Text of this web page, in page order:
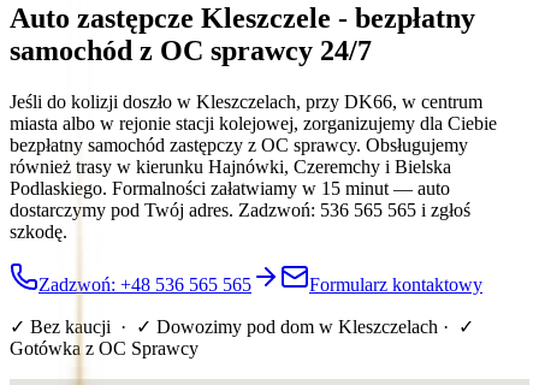
Auto zastępcze Kleszczele - bezpłatny
samochód z OC sprawcy 24/7
Jeśli do kolizji doszło w Kleszczelach, przy DK66, w centrum
miasta albo w rejonie stacji kolejowej, zorganizujemy dla Ciebie
bezpłatny samochód zastępczy z OC sprawcy. Obsługujemy
również trasy w kierunku Hajnówki, Czeremchy i Bielska
Podlaskiego. Formalności załatwiamy w 15 minut — auto
dostarczymy pod Twój adres. Zadzwoń: 536 565 565 i zgłoś
szkodę.
Zadzwoń: +48 536 565 565 Formularz kontaktowy
✓ Bez kaucji · ✓ Dowozimy pod dom w Kleszczelach · ✓
Gotówka z OC Sprawcy